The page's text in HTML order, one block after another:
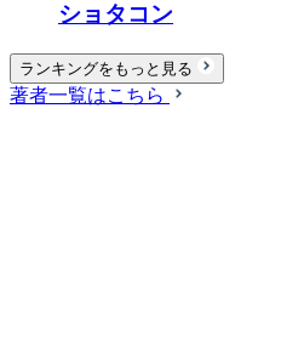
ショタコン
ランキングをもっと見る
著者一覧はこちら